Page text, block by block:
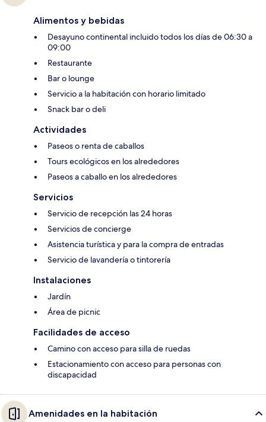
Alimentos y bebidas
Desayuno continental incluido todos los días de 06:30 a
09:00
Restaurante
Bar o lounge
Servicio a la habitación con horario limitado
Snack bar o deli
Actividades
Paseos o renta de caballos
Tours ecológicos en los alrededores
Paseos a caballo en los alrededores
Servicios
Servicio de recepción las 24 horas
Servicios de concierge
Asistencia turística y para la compra de entradas
Servicio de lavandería o tintorería
Instalaciones
Jardín
Área de picnic
Facilidades de acceso
Camino con acceso para silla de ruedas
Estacionamiento con acceso para personas con
discapacidad
Amenidades en la habitación